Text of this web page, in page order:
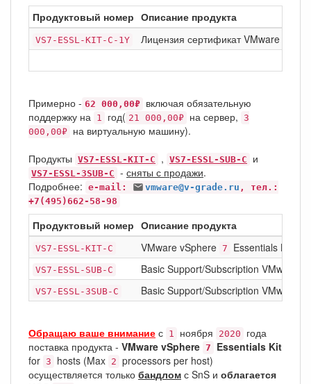
Продуктовый номер Описание продукта
VS7-ESSL-KIT-C-1Y Лицензия сертификат VMware
Примерно - 62 000,00₽ включая обязательную
поддержку на 1 год( 21 000,00₽ на сервер, 3
000,00₽ на виртуальную машину).
Продукты VS7-ESSL-KIT-C , VS7-ESSL-SUB-C и
VS7-ESSL-3SUB-C - сняты с продажи.
Подробнее: e-mail: vmware@v-grade.ru , тел.:
+7(495)662-58-98
Продуктовый номер Описание продукта
VS7-ESSL-KIT-C VMware vSphere 7 Essentials Kit for
VS7-ESSL-SUB-C Basic Support/Subscription VMware
VS7-ESSL-3SUB-C Basic Support/Subscription VMware
Обращаю ваше внимание с 1 ноября 2020
года
поставка продукта - VMware vSphere 7
Essentials Kit
for 3 hosts (Max 2 processors per host)
осуществляется только бандлом с SnS и облагается